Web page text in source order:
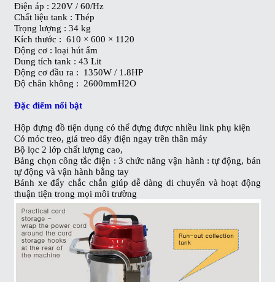
Điện áp : 220V / 60/Hz
Chất liệu tank : Thép
Trọng lượng : 34 kg
Kích thước : 610 × 600 × 1120
Động cơ : loại hút ẩm
Dung tích tank : 43 Lit
Động cơ đầu ra : 1350W / 1.8HP
Độ chân không : 2600mmH2O
Đặc điểm nổi bật
Hộp đựng đồ tiện dụng có thể đựng được nhiều link phụ kiện
Có móc treo, giá treo dây điện ngay trên thân máy
Bộ lọc 2 lớp chất lượng cao,
Bảng chọn công tắc điện : 3 chức năng vận hành : tự động, bán
tự động và vận hành bằng tay
Bánh xe đẩy chắc chắn giúp dễ dàng di chuyển và hoạt động
thuận tiện trong mọi môi trường